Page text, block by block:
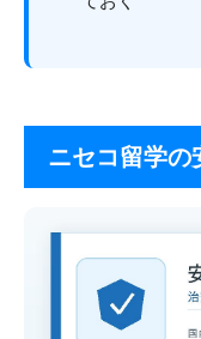
ニセコ留学の